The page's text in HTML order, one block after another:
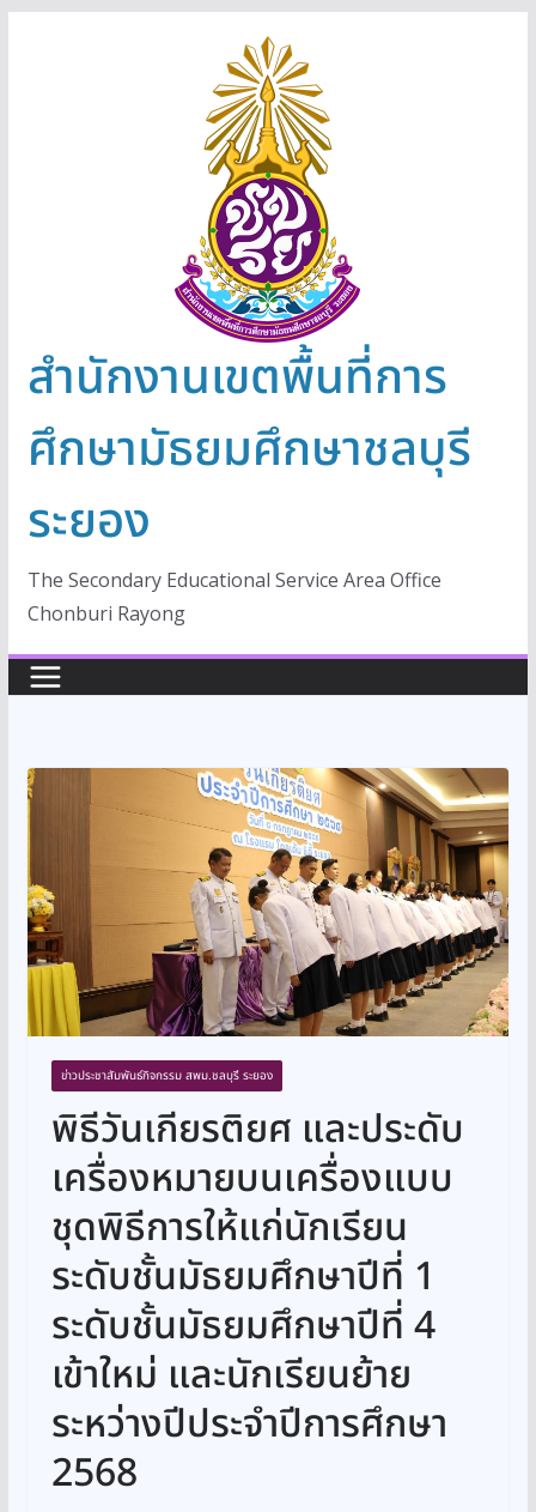
สำนักงานเขตพื้นที่การ
ศึกษามัธยมศึกษาชลบุรี
ระยอง
The Secondary Educational Service Area Office
Chonburi Rayong
ข่าวประชาสัมพันธ์กิจกรรม สพม.ชลบุรี ระยอง
พิธีวันเกียรติยศ และประดับ
เครื่องหมายบนเครื่องแบบ
ชุดพิธีการให้แก่นักเรียน
ระดับชั้นมัธยมศึกษาปีที่ 1
ระดับชั้นมัธยมศึกษาปีที่ 4
เข้าใหม่ และนักเรียนย้าย
ระหว่างปีประจำปีการศึกษา
2568